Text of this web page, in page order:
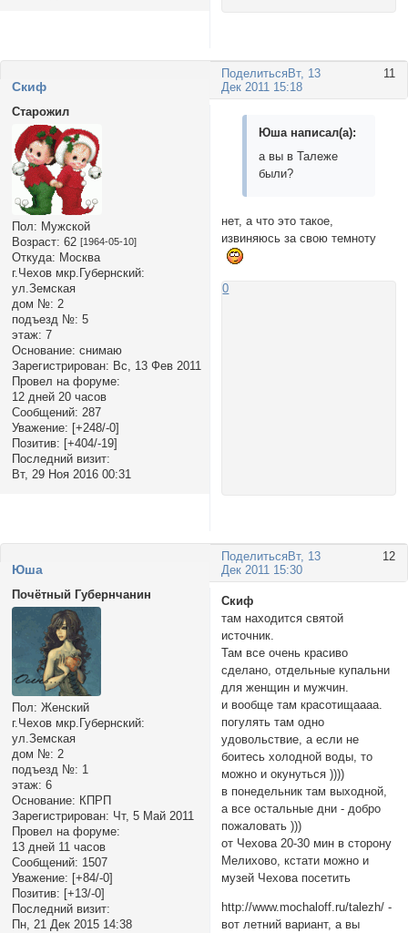
Поделиться 11
Вт, 13
Дек 2011 15:18
Cкиф
Старожил
Пол: Мужской
Возраст: 62 [1964-05-10]
Откуда: Москва
г.Чехов мкр.Губернский:
ул.Земская
дом №: 2
подъезд №: 5
этаж: 7
Основание: снимаю
Зарегистрирован: Вс, 13 Фев 2011
Провел на форуме:
12 дней 20 часов
Сообщений: 287
Уважение: [+248/-0]
Позитив: [+404/-19]
Последний визит:
Вт, 29 Ноя 2016 00:31
Юша написал(а):
а вы в Талеже
были?
нет, а что это такое,
извиняюсь за свою темноту
0
Поделиться 12
Вт, 13
Дек 2011 15:30
Юша
Почётный Губернчанин
Пол: Женский
г.Чехов мкр.Губернский:
ул.Земская
дом №: 2
подъезд №: 1
этаж: 6
Основание: КПРП
Зарегистрирован: Чт, 5 Май 2011
Провел на форуме:
13 дней 11 часов
Сообщений: 1507
Уважение: [+84/-0]
Позитив: [+13/-0]
Последний визит:
Пн, 21 Дек 2015 14:38
Скиф
там находится святой
источник.
Там все очень красиво
сделано, отдельные купальни
для женщин и мужчин.
и вообще там красотищаааа.
погулять там одно
удовольствие, а если не
боитесь холодной воды, то
можно и окунуться ))))
в понедельник там выходной,
а все остальные дни - добро
пожаловать )))
от Чехова 20-30 мин в сторону
Мелихово, кстати можно и
музей Чехова посетить
http://www.mochaloff.ru/talezh/ -
вот летний вариант, а вы